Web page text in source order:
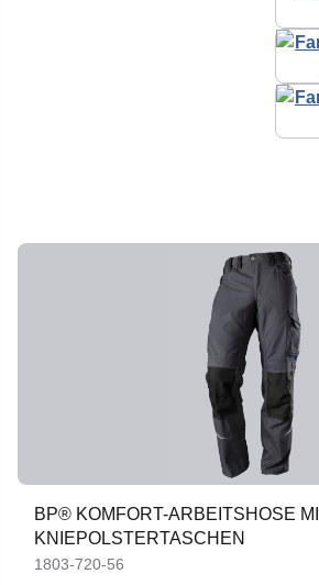
BP® KOMFORT-ARBEITSHOSE
KNIEPOLSTERTASCHEN
1803-720-56